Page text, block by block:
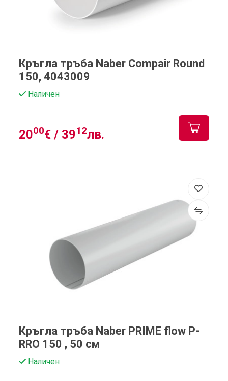
Кръгла тръба Naber Compair Round
150, 4043009
Наличен
2000€ / 3912лв.
Кръгла тръба Naber PRIME flow P-
RRO 150 , 50 см
Наличен